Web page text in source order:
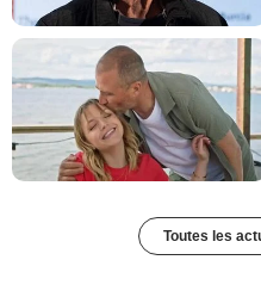
Toutes les